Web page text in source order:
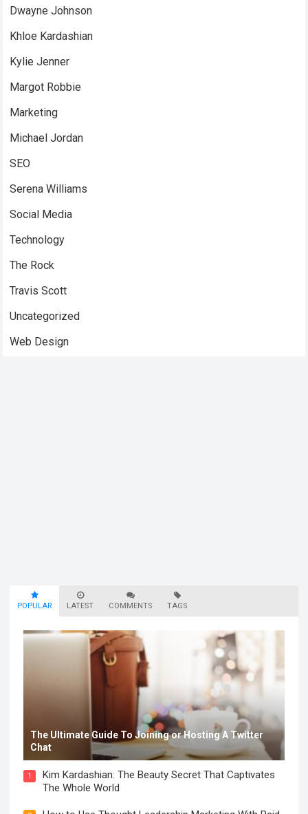
Dwayne Johnson
Khloe Kardashian
Kylie Jenner
Margot Robbie
Marketing
Michael Jordan
SEO
Serena Williams
Social Media
Technology
The Rock
Travis Scott
Uncategorized
Web Design
POPULAR LATEST COMMENTS TAGS
The Ultimate Guide To Joining or Hosting A Twitter
Chat
1
Kim Kardashian: The Beauty Secret That Captivates
The Whole World